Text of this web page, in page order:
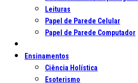
Leituras
Papel de Parede Celular
Papel de Parede Computador
Ensinamentos
Ciência Holística
Esoterismo